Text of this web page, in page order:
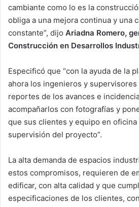
cambiante como lo es la
obliga a una mejora continua y una
constante”, dijo Ariadna Romero,
Construcción en Desarrollos
Especificó que “con la ayuda de la
ahora los ingenieros y
reportes de los avances e
acompañarlos con fotografías y
que sus clientes y equipo en oficina
supervisión del proyecto”.
La alta demanda de espacios
estos compromisos, requieren de
edificar, con alta calidad y que
especificaciones de los clientes,